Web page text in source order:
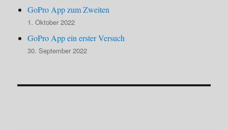
GoPro App zum Zweiten
1. Oktober 2022
GoPro App ein erster Versuch
30. September 2022